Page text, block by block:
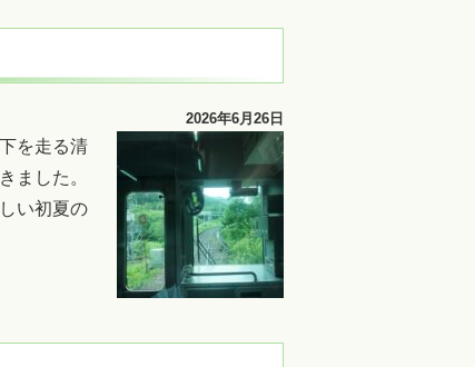
2026年6月26日
を走る清
ました。
い初夏の